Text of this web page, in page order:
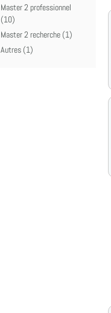
Master 2 professionnel
(10)
Master 2 recherche (1)
Autres (1)